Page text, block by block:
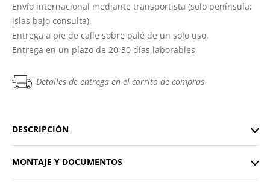
Envío internacional mediante transportista (solo península;
islas bajo consulta).
Entrega a pie de calle sobre palé de un solo uso.
Entrega en un plazo de 20-30 días laborables
Detalles de entrega en el carrito de compras
DESCRIPCIÓN
MONTAJE Y DOCUMENTOS